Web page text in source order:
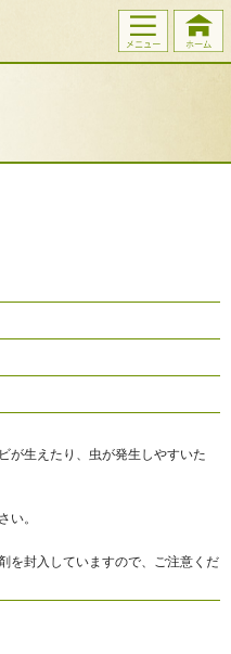
が生えたり、虫が発生しやすいた
い。
を封入していますので、ご注意くだ